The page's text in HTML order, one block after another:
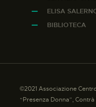
ELISA
BIBLIOTECA
©2021 Associazione
“Presenza Donna”,